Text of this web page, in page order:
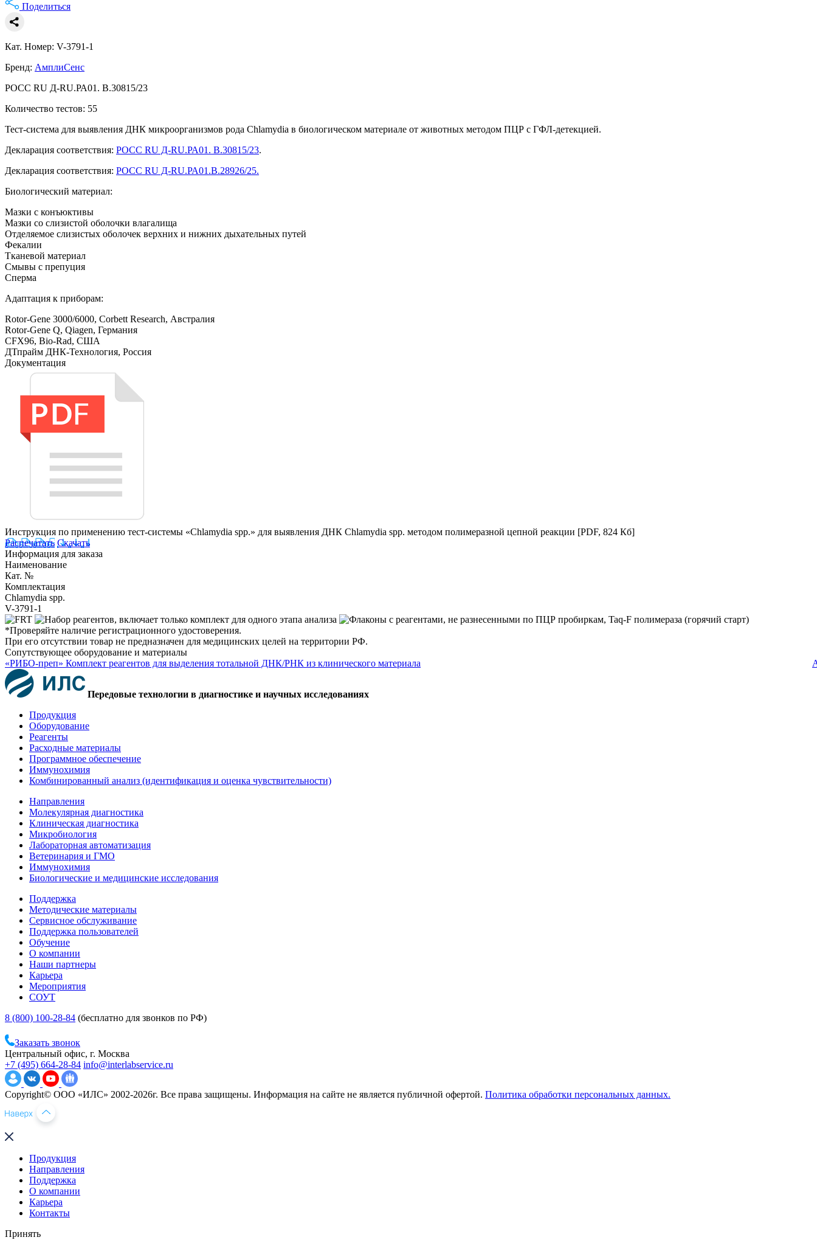
Поделиться
Кат. Номер: V-3791-1
Бренд: АмплиСенс
РОСС RU Д-RU.РА01. В.30815/23
Количество тестов: 55
Тест-система для выявления ДНК микроорганизмов рода Chlamydia в биологическом материале от животных методом ПЦР с ГФЛ-детекцией.
Декларация соответствия: РОСС RU Д-RU.РА01. В.30815/23.
Декларация соответствия: РОСС RU Д-RU.РА01.В.28926/25.
Биологический материал:
Мазки с конъюктивы
Мазки со слизистой оболочки влагалища
Отделяемое слизистых оболочек верхних и нижних дыхательных путей
Фекалии
Тканевой материал
Смывы с препуция
Сперма
Адаптация к приборам:
Rotor-Gene 3000/6000, Corbett Research, Австралия
Rotor-Gene Q, Qiagen, Германия
CFX96, Bio-Rad, США
ДТпрайм ДНК-Технология, Россия
Документация
Инструкция по применению тест-системы «Chlamydia spp.» для выявления ДНК Chlamydia spp. методом полимеразной цепной реакции [PDF, 824 Кб]
Распечатать Скачать
Информация для заказа
Наименование
Кат. №
Комплектация
Chlamydia spp.
V-3791-1
*Проверяйте наличие регистрационного удостоверения.
При его отсутствии товар не предназначен для медицинских целей на территории РФ.
Сопутствующее оборудование и материалы
«РИБО-преп» Комплект реагентов для выделения тотальной ДНК/РНК из клинического материала
Передовые технологии в диагностике и научных исследованиях
Продукция
Оборудование
Реагенты
Расходные материалы
Программное обеспечение
Иммунохимия
Комбинированный анализ (идентификация и оценка чувствительности)
Направления
Молекулярная диагностика
Клиническая диагностика
Микробиология
Лабораторная автоматизация
Ветеринария и ГМО
Иммунохимия
Биологические и медицинские исследования
Поддержка
Методические материалы
Сервисное обслуживание
Поддержка пользователей
Обучение
О компании
Наши партнеры
Карьера
Мероприятия
СОУТ
8 (800) 100-28-84 (бесплатно для звонков по РФ)
Заказать звонок
Центральный офис, г. Москва
+7 (495) 664-28-84 info@interlabservice.ru
Copyright© ООО «ИЛС» 2002-2026г. Все права защищены. Информация на сайте не является публичной офертой. Политика обработки персональных данных.
Продукция
Направления
Поддержка
О компании
Карьера
Контакты
Принять